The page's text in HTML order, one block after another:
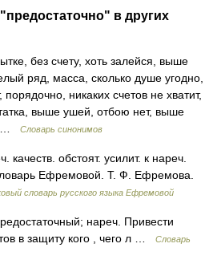
в других
без счету, хоть залейся, выше
ряд, масса, сколько душе угодно,
порядочно, никаких счетов не хватит,
выше ушей, отбою нет, выше
…
Словарь синонимов
качеств. обстоят. усилит. к нареч.
Ефремовой. Т. Ф. Ефремова.
словарь русского языка Ефремовой
нареч. Привести
в защиту кого , чего л …
Словарь